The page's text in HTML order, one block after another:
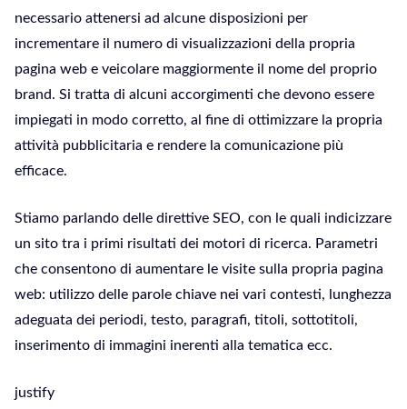
necessario attenersi ad alcune disposizioni per
incrementare il numero di visualizzazioni della propria
pagina web e veicolare maggiormente il nome del proprio
brand. Si tratta di alcuni accorgimenti che devono essere
impiegati in modo corretto, al fine di ottimizzare la propria
attività pubblicitaria e rendere la comunicazione più
efficace.
Stiamo parlando delle direttive SEO, con le quali indicizzare
un sito tra i primi risultati dei motori di ricerca. Parametri
che consentono di aumentare le visite sulla propria pagina
web: utilizzo delle parole chiave nei vari contesti, lunghezza
adeguata dei periodi, testo, paragrafi, titoli, sottotitoli,
inserimento di immagini inerenti alla tematica ecc.
justify